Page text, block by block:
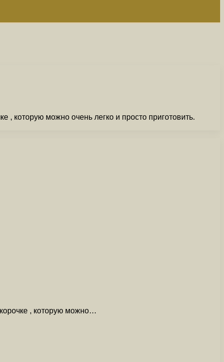
, которую можно очень легко и просто приготовить.
, которую можно…